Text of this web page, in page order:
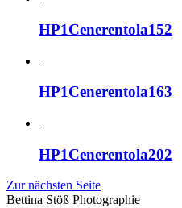
HP1Cenerentola152
HP1Cenerentola163
HP1Cenerentola202
Zur nächsten Seite
Bettina Stöß Photographie